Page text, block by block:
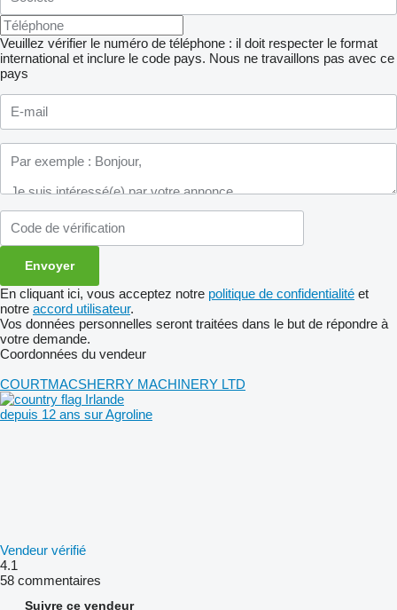
Veuillez vérifier le numéro de téléphone : il doit respecter le format
international et inclure le code pays. Nous ne travaillons pas avec ce
pays
En cliquant ici, vous acceptez notre politique de confidentialité et
notre accord utilisateur.
Vos données personnelles seront traitées dans le but de répondre à
votre demande.
Coordonnées du vendeur
COURTMACSHERRY MACHINERY LTD
Irlande
depuis 12 ans sur Agroline
Vendeur vérifié
4.1
58 commentaires
Suivre ce vendeur